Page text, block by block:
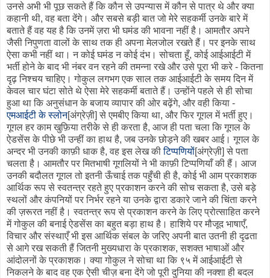
उनसे अभी भी पूछ सकते हैं कि कौन से उपन्यास में कौन से पात्र थे और क्या
कहानी थी, वह बता देंगे। और सबसे बड़ी बात जो मेरे सहकर्मी उनके बारे में
बताते हैं वह यह है कि उनमें ज़रा भी घमंड की भावना नहीं है। आमतौर अपने
जैसी निपुणता वालों के साथ तक ही अपना मेलजोल रखते हैं। पर इनके साथ
ऐसा कभी नहीं था। न कोई घमंड न कोई दंभ। सोचता हूँ, कोई आईआईटी में
भर्ती होने के बाद भी नंबर वन रहने की तमन्ना रखे और उसे पूरा भी करे - कितना
दृढ़ निश्चय चाहिए। गोकुल लगभग एक साल तक आईआईटी के समय दिन में
केवल चार घंटा सोते थे ऐसा मेरे सहकर्मी बताते हैं। उन्होंने पहले से ही सोचा
हुआ था कि अनुसंधान के बजाय व्यापार की ओर बढ़ेंगे, और वही किया -
एमआईटी के स्लोन[अंग्रेज़ी] से एमबीए किया था, और फिर गूगल में भर्ती हुए।
गूगल हर काम खुफ़िया तरीके से ही करता है, आज ही पता चला कि गूगल के
ऐडसेंस के पीछे भी उन्हीं का हाथ है, जब उनके छोड़ने की खबर आई। गूगल के
अन्दर भी उनकी काफ़ी धाक है, वह इस लेख कीटिप्पणियों[अंग्रेज़ी] से पता
चलता है। आमतौर पर मितभाषी गूगलियों ने भी काफ़ी टिप्पणियाँ की हैं। आज
उनकी बदौलत गूगल तो इतनी ऊँचाई तक पहुँची ही है, कोई भी आम प्रकाशक
आर्थिक रूप से स्वतन्त्र रहते हुए प्रकाशन करने की सोच सकता है, उसे बड़े
स्थलों और कंपनियों पर निर्भर रहने या उनके द्वारा डकारे जाने की चिंता करने
की ज़रूरत नहीं है। स्वतन्त्र रूप से प्रकाशन करने के लिए प्रोत्साहित करने
में गोकुल की बनाई ऐडसेंस का बहुत बड़ा हाथ है। हाशिये पर मौजूद भाषाएँ,
विचार और संस्थाएँ भी इस आर्थिक संबल के जरिए अपनी बात उतनी ही दृढता
से आगे रख सकती हैं जितनी मुख्यधारा के प्रकाशक, सशक्त भाषाओं और
आंदोलनों के प्रकाशक। क्या गोकुल ने सोचा था कि ९५ में आईआईटी से
निकलने के बाद वह एक ऐसी चीज़ बना देंगे जो पूरी दुनिया की नक्शा ही बदल